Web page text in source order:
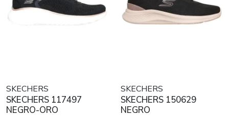
SKECHERS
SKECHERS 117497
NEGRO-ORO
SKECHERS
SKECHERS 150629
NEGRO